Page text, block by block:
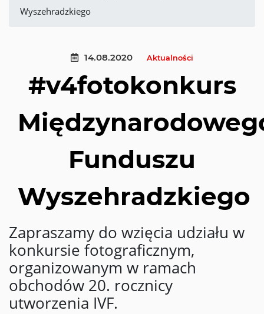
Wyszehradzkiego
14.08.2020 Aktualności
#v4fotokonkurs
Funduszu
Wyszehradzkiego
Zapraszamy do wzięcia udziału w
konkursie fotograficznym,
organizowanym w ramach
obchodów 20. rocznicy
utworzenia IVF.